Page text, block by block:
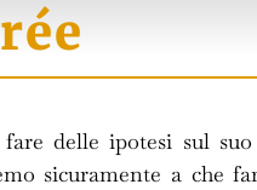
fare delle ipotesi sul
sicuramente a che